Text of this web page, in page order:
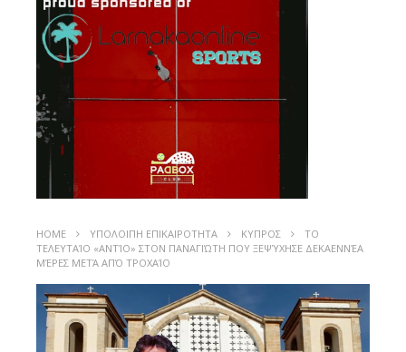
HOME ΥΠΟΛΟΙΠΗ ΕΠΙΚΑΙΡΟΤΗΤΑ ΚΥΠΡΟΣ
ΤΟ
ΤΕΛΕΥΤΑΊΟ «ΑΝΤΊΟ» ΣΤΟΝ ΠΑΝΑΓΙΏΤΗ ΠΟΥ ΞΕΨΎΧΗΣΕ ΔΕΚΑΕΝΝΈΑ
ΜΈΡΕΣ ΜΕΤΆ ΑΠΌ ΤΡΟΧΑΊΟ